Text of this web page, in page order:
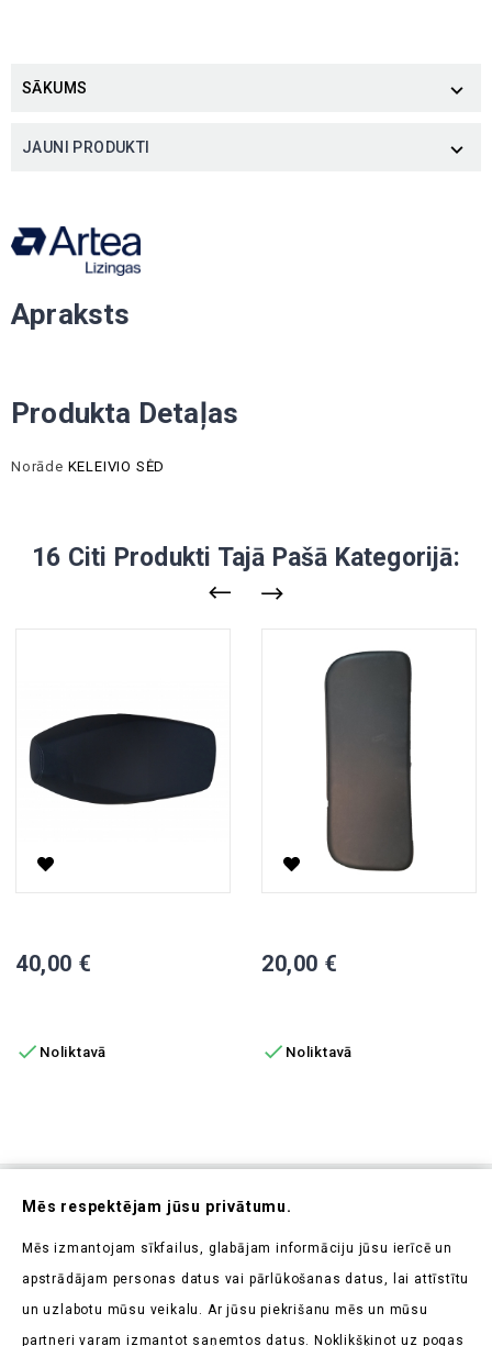
SĀKUMS 
JAUNI PRODUKTI 
Apraksts
Produkta Detaļas
Norāde KELEIVIO SĖD
16 Citi Produkti Tajā Pašā Kategorijā:
Cena
40,00 €
 Noliktavā
Cena
20,00 €
 Noliktavā
Abonējiet Mūsu Jaunumrakstu
Uzziniet pirmieji par mūsu jaunumiem un aktuālajām
Mēs respektējam jūsu privātumu.
Mēs izmantojam sīkfailus, glabājam informāciju jūsu ierīcē un
apstrādājam personas datus vai pārlūkošanas datus, lai attīstītu
un uzlabotu mūsu veikalu. Ar jūsu piekrišanu mēs un mūsu
partneri varam izmantot saņemtos datus. Noklikšķinot uz pogas